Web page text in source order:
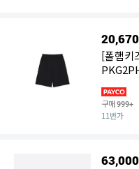
20,670
[폴햄키
구매999+
11번가
63,000